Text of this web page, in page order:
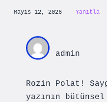
Mayıs 12, 2026 Yanıtla
admin
Rozin Polat!
yazının bütünsel